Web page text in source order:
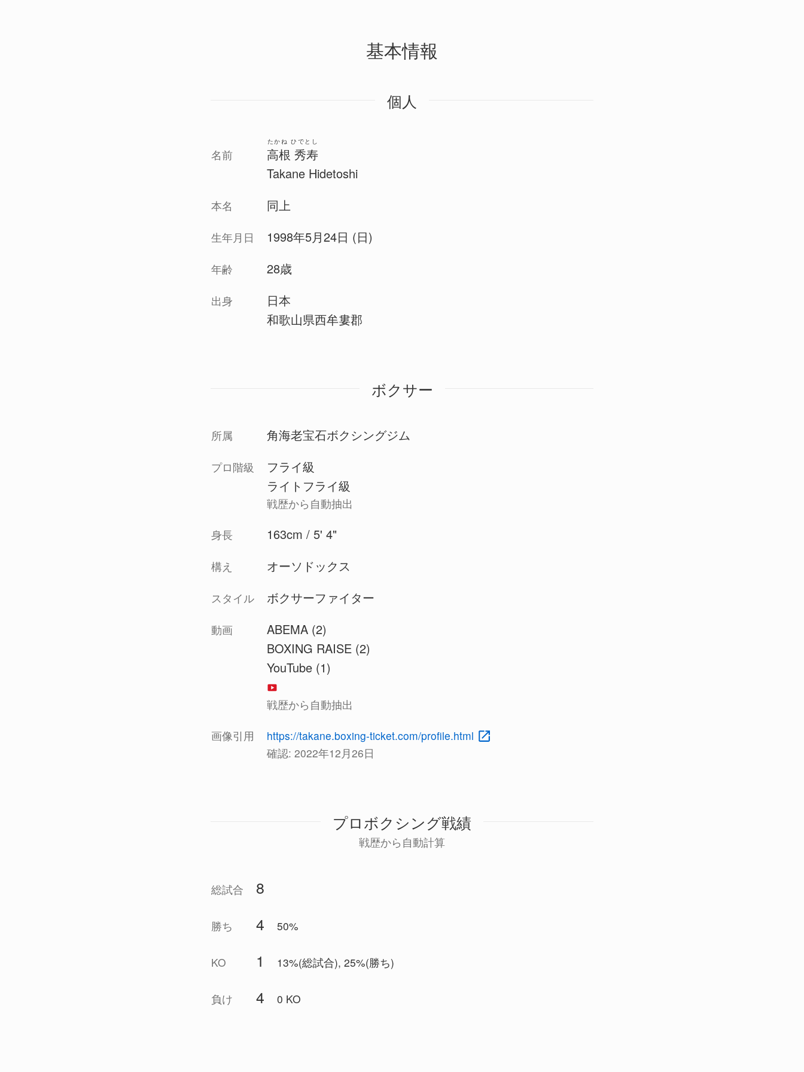
基本情報
個人
名前 高根 秀寿
たかね ひでとし
Takane Hidetoshi
本名 同上
生年月日 1998年5月24日 (日)
年齢 28歳
出身
日本
和歌山県西牟婁郡
ボクサー
所属 角海老宝石ボクシングジム
プロ階級
フライ級
ライトフライ級
戦歴から自動抽出
身長 163cm / 5' 4"
構え オーソドックス
スタイル ボクサーファイター
動画
ABEMA (2)
BOXING RAISE (2)
YouTube (1)
戦歴から自動抽出
画像引用
https://takane.boxing-ticket.com/profile.html
確認: 2022年12月26日
プロボクシング戦績
戦歴から自動計算
総試合 8
勝ち 4 50%
KO 1 13%(総試合), 25%(勝ち)
負け 4 0 KO